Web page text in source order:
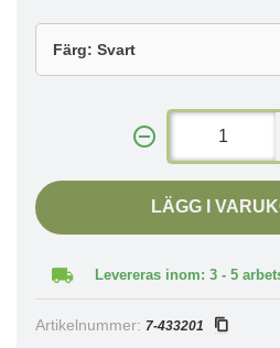
LÄGG I
Levereras inom: 3 - 5
Artikelnummer: 7-433201